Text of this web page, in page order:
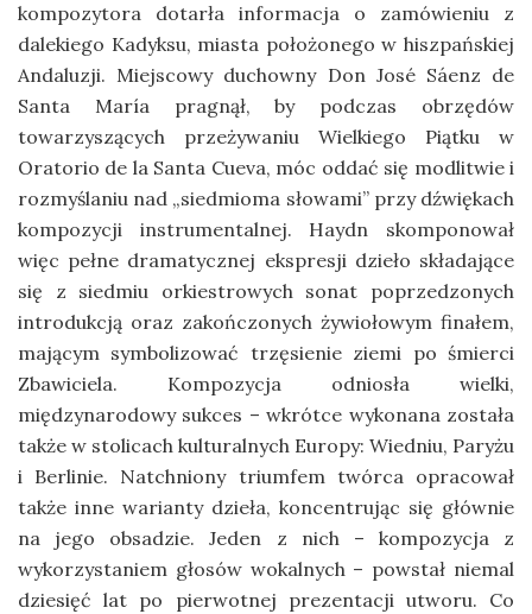
kompozytora dotarła informacja o zamówieniu z
dalekiego Kadyksu, miasta położonego w hiszpańskiej
Andaluzji. Miejscowy duchowny Don José Sáenz de
Santa María pragnął, by podczas obrzędów
towarzyszących przeżywaniu Wielkiego Piątku w
Oratorio de la Santa Cueva, móc oddać się modlitwie i
rozmyślaniu nad „siedmioma słowami” przy dźwiękach
kompozycji instrumentalnej. Haydn skomponował
więc pełne dramatycznej ekspresji dzieło składające
się z siedmiu orkiestrowych sonat poprzedzonych
introdukcją oraz zakończonych żywiołowym finałem,
mającym symbolizować trzęsienie ziemi po śmierci
Zbawiciela. Kompozycja odniosła wielki,
międzynarodowy sukces – wkrótce wykonana została
także w stolicach kulturalnych Europy: Wiedniu, Paryżu
i Berlinie. Natchniony triumfem twórca opracował
także inne warianty dzieła, koncentrując się głównie
na jego obsadzie. Jeden z nich – kompozycja z
wykorzystaniem głosów wokalnych – powstał niemal
dziesięć lat po pierwotnej prezentacji utworu. Co